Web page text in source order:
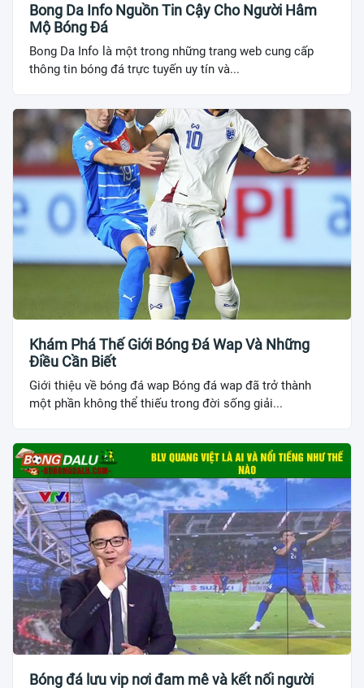
Bong Da Info Nguồn Tin Cậy Cho Người Hâm
Mộ Bóng Đá
Bong Da Info là một trong những trang web cung cấp
thông tin bóng đá trực tuyến uy tín và...
Khám Phá Thế Giới Bóng Đá Wap Và Những
Điều Cần Biết
Giới thiệu về bóng đá wap Bóng đá wap đã trở thành
một phần không thể thiếu trong đời sống giải...
Bóng đá lưu vip nơi đam mê và kết nối người